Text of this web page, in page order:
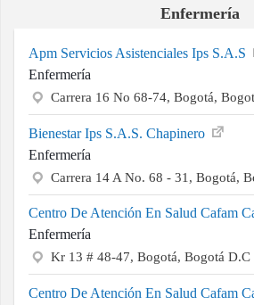
Enfermería
Apm Servicios Asistenciales Ips S.A.S
Enfermería
Carrera 16 No 68-74, Bogotá,
Bienestar Ips S.A.S. Chapinero
Enfermería
Carrera 14 A No. 68 - 31, Bogotá,
Centro De Atención En Salud Cafam
Enfermería
Kr 13 # 48-47, Bogotá, Bogotá D.C
Centro De Atención En Salud Cafam